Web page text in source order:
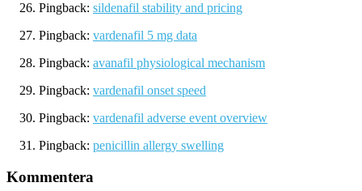
Pingback: sildenafil stability and pricing
Pingback: vardenafil 5 mg data
Pingback: avanafil physiological mechanism
Pingback: vardenafil onset speed
Pingback: vardenafil adverse event overview
Pingback: penicillin allergy swelling
Kommentera